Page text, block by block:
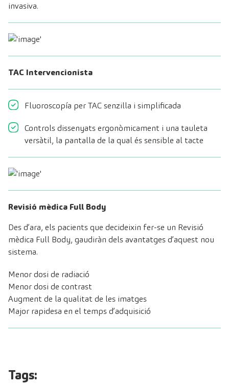
invasiva.
TAC Intervencionista
Fluoroscopía per TAC senzilla i simplificada
Controls dissenyats ergonòmicament i una tauleta
versàtil, la pantalla de la qual és sensible al tacte
Revisió mèdica Full Body
Des d’ara, els pacients que decideixin fer-se un Revisió
mèdica Full Body, gaudiràn dels avantatges d’aquest nou
sistema.
Menor dosi de radiació
Menor dosi de contrast
Augment de la qualitat de les imatges
Major rapidesa en el temps d’adquisició
Tags: